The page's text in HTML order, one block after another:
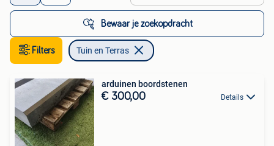
Bewaar je zoekopdracht
Filters Tuin en Terras
arduinen boordstenen
€ 300,00 Details